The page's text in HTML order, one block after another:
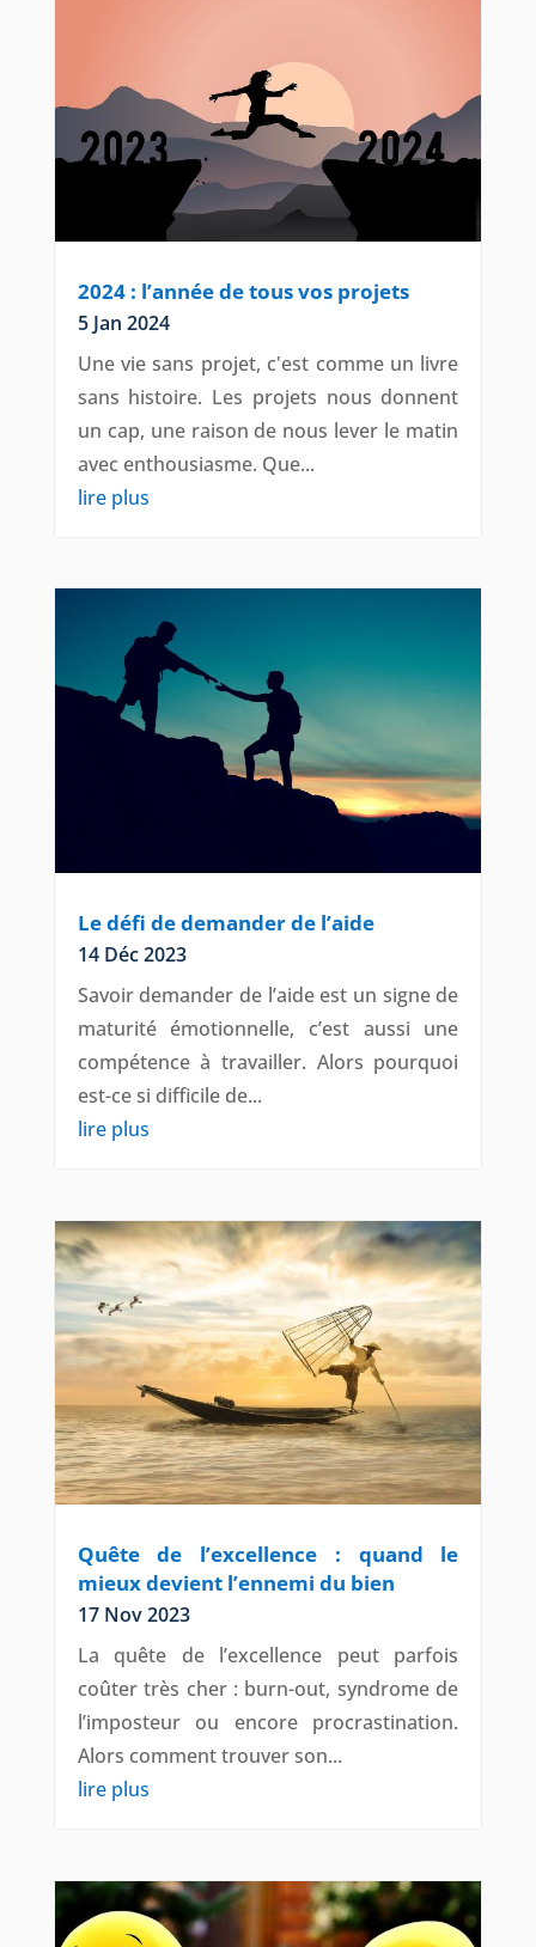
2024 : l’année de tous vos projets
5 Jan 2024
Une vie sans projet, c'est comme un livre
sans histoire. Les projets nous donnent
un cap, une raison de nous lever le matin
avec enthousiasme. Que...
lire plus
Le défi de demander de l’aide
14 Déc 2023
Savoir demander de l’aide est un signe de
maturité émotionnelle, c’est aussi une
compétence à travailler. Alors pourquoi
est-ce si difficile de...
lire plus
Quête de l’excellence : quand le
mieux devient l’ennemi du bien
17 Nov 2023
La quête de l’excellence peut parfois
coûter très cher : burn-out, syndrome de
l’imposteur ou encore procrastination.
Alors comment trouver son...
lire plus